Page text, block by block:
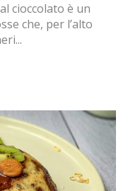
cioccolato è un
che, per l’alto